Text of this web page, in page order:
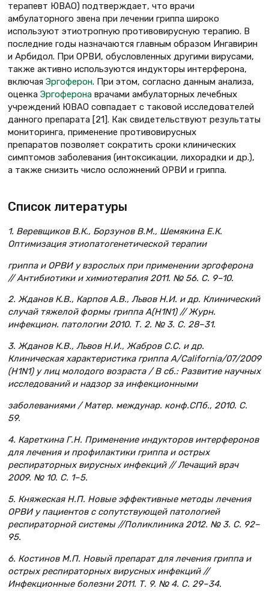
терапевт ЮВАО) подтверждает, что врачи
амбулаторного звена при лечении гриппа широко
используют этиотропную противовирусную терапию. В
последние годы назначаются главным образом Ингавирин
и Арбидол. При ОРВИ, обусловленных другими вирусами,
также активно используются индукторы интерферона,
включая Эргоферон. При этом, согласно данным анализа,
оценка Эргоферона врачами амбулаторных лечебных
учреждений ЮВАО совпадает с таковой исследователей
данного препарата [21]. Как свидетельствуют результаты
мониторинга, применение противовирусных
препаратов позволяет сократить сроки клинических
симптомов заболевания (интоксикации, лихорадки и др.),
а также снизить число осложнений ОРВИ и гриппа.
Список литературы
1. Веревщиков В.К., Борзунов В.М., Шемякина Е.К.
Оптимизация этиопатогенетической терапии
гриппа и ОРВИ у взрослых при применении эргоферона
// Антибиотики и химиотерапия 2011. № 56. С. 9–10.
2. Жданов К.В., Карпов А.В., Львов Н.И. и др. Клинический
случай тяжелой формы гриппа A(H1N1) // Журн.
инфекцион. патологии 2010. Т. 2. № 3. С. 28–31.
3. Жданов К.В., Львов Н.И., Жабров С.С. и др.
Клиническая характеристика гриппа А/California/07/2009
(H1N1) у лиц молодого возраста / В сб.: Развитие научных
исследований и надзор за инфекционными
заболеваниями / Матер. междунар. конф.СПб., 2010. С.
59.
4. Кареткина Г.Н. Применение индукторов интерферонов
для лечения и профилактики гриппа и острых
респираторных вирусных инфекций // Лечащий врач
2009. № 10. С. 1–5.
5. Княжеская Н.П. Новые эффективные методы лечения
ОРВИ у пациентов с сопутствующей патологией
респираторной системы //Поликлиника 2012. № 3. С. 92–
95.
6. Костинов М.П. Новый препарат для лечения гриппа и
острых респираторных вирусных инфекций //
Инфекционные болезни 2011. Т. 9. № 4. С. 29–34.